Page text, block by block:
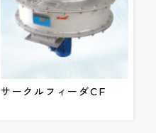
サークルフィーダCF